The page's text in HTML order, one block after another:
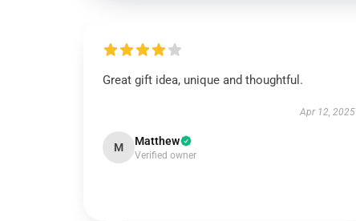
Great gift idea, unique and thoughtful.
Apr 12, 2025
M Matthew
Verified owner